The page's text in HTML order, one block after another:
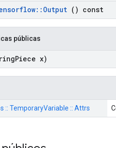
:: Output () const
públicas
Piece x)
:: TemporaryVariable :: Attrs